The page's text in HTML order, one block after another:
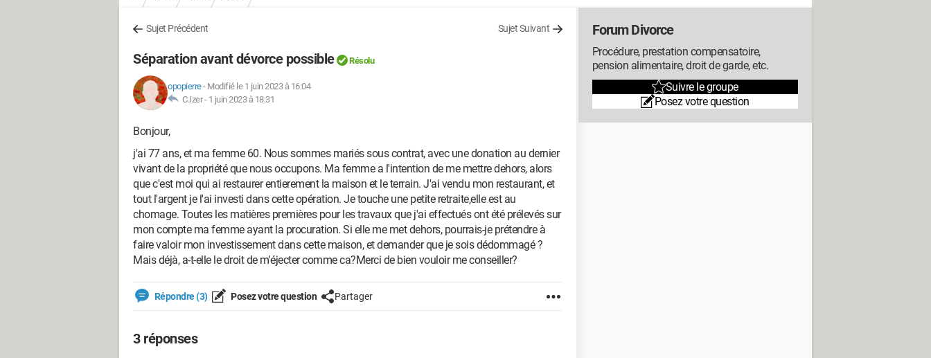
Sujet Précédent Sujet Suivant
Séparation avant dévorce possible Résolu
opopierre- Modifié le 1 juin 2023 à 16:04
C.Izer - 1 juin 2023 à 18:31
Bonjour,
j'ai 77 ans, et ma femme 60. Nous sommes mariés sous contrat, avec une donation au dernier
vivant de la propriété que nous occupons. Ma femme a l'intention de me mettre dehors, alors
que c'est moi qui ai restaurer entierement la maison et le terrain. J'ai vendu mon restaurant, et
tout l'argent je l'ai investi dans cette opération. Je touche une petite retraite,elle est au
chomage. Toutes les matières premières pour les travaux que j'ai effectués ont été prélevés sur
mon compte ma femme ayant la procuration. Si elle me met dehors, pourrais-je prétendre à
faire valoir mon investissement dans cette maison, et demander que je sois dédommagé ?
Mais déjà, a-t-elle le droit de m'éjecter comme ca?Merci de bien vouloir me conseiller?
Répondre (3) Posez votre question Partager
3 réponses
Forum Divorce
Procédure, prestation compensatoire,
pension alimentaire, droit de garde, etc.
Suivre le groupe
Posez votre question